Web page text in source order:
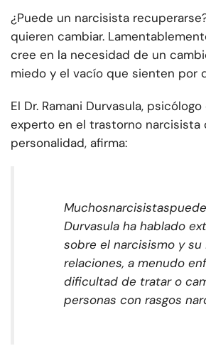
¿Puede un narcisista
quieren cambiar.
cree en la necesidad de un
miedo y el vacío que sienten por
El Dr. Ramani Durvasula,
experto en el trastorno narcisista
personalidad, afirma:
Muchosnarcisistas
Durvasula ha hablado
sobre el narcisismo y
relaciones, a menudo
dificultad de tratar o
personas con rasgos